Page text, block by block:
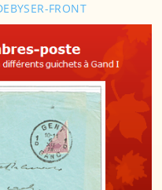
FRONT